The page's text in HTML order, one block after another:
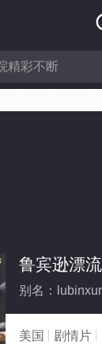
鲁宾逊漂
别名：
美国 剧情片